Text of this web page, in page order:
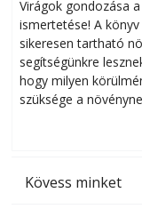
Virágok gondozása
ismertetése! A
sikeresen tart­ha­tó
segítségünkre
hogy milyen
szüksége a
Kövess minket